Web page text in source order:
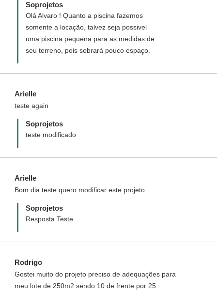
Soprojetos
Olá Alvaro ! Quanto a piscina fazemos
somente a locação, talvez seja possivel
uma piscina pequena para as medidas de
seu terreno, pois sobrará pouco espaço.
Arielle
teste again
Soprojetos
teste modificado
Arielle
Bom dia teste quero modificar este projeto
Soprojetos
Resposta Teste
Rodrigo
Gostei muito do projeto preciso de adequações para
meu lote de 250m2 sendo 10 de frente por 25